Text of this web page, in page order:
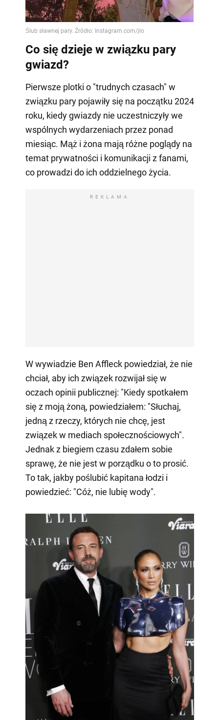
Co się dzieje w związku pary
gwiazd?
Pierwsze plotki o "trudnych czasach" w
związku pary pojawiły się na początku 2024
roku, kiedy gwiazdy nie uczestniczyły we
wspólnych wydarzeniach przez ponad
miesiąc. Mąż i żona mają różne poglądy na
temat prywatności i komunikacji z fanami,
co prowadzi do ich oddzielnego życia.
REKLAMA
W wywiadzie Ben Affleck powiedział, że nie
chciał, aby ich związek rozwijał się w
oczach opinii publicznej: "Kiedy spotkałem
się z moją żoną, powiedziałem: "Słuchaj,
jedną z rzeczy, których nie chcę, jest
związek w mediach społecznościowych".
Jednak z biegiem czasu zdałem sobie
sprawę, że nie jest w porządku o to prosić.
To tak, jakby poślubić kapitana łodzi i
powiedzieć: "Cóż, nie lubię wody".